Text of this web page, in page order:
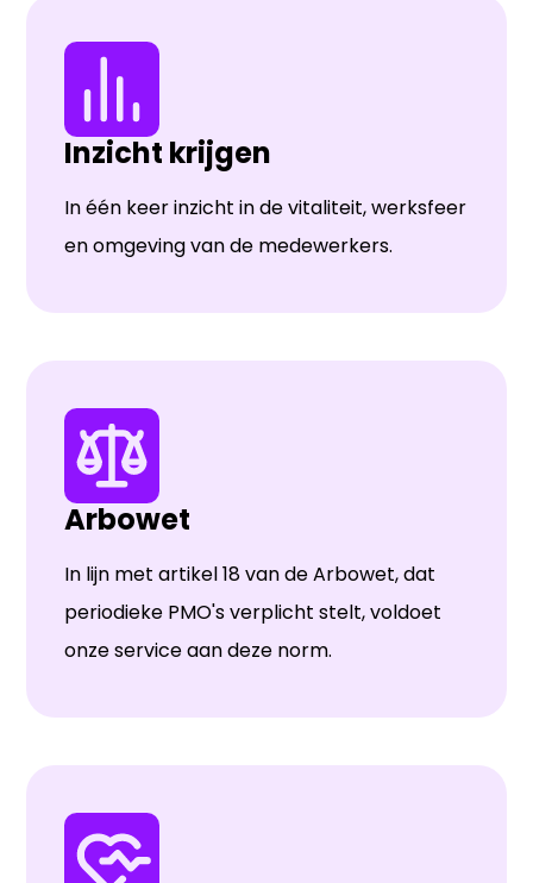
Inzicht krijgen
In één keer inzicht in de vitaliteit, werksfeer
en omgeving van de medewerkers.
Arbowet
In lijn met artikel 18 van de Arbowet, dat
periodieke PMO's verplicht stelt, voldoet
onze service aan deze norm.